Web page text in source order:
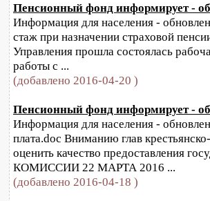
Пенсионный фонд информирует -
Информация для населения -
стаж при назначении страховой
Управления прошла состоялась
работы с ...
(добавлено 2016-04-20 )
Пенсионный фонд информирует -
Информация для населения -
плата.doc Вниманию глав
оценить качество предоставления
КОМИССИИ 22 МАРТА 2016 ...
(добавлено 2016-04-18 )